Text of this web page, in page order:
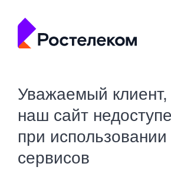
Уважаемый клиент,
наш сайт
при использовании
сервисов